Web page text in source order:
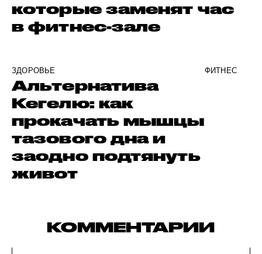
которые заменят час
в фитнес-зале
ЗДОРОВЬЕ ФИТНЕС
Альтернатива
Кегелю: как
прокачать мышцы
тазового дна и
заодно подтянуть
живот
КОММЕНТАРИИ